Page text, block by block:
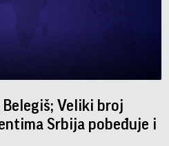
Veliki broj
Srbija pobeđuje i